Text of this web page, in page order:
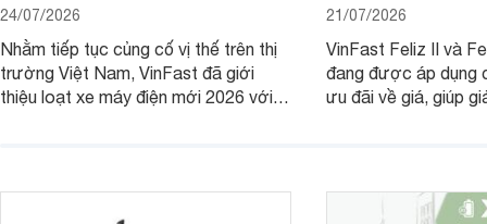
24/07/2026
Nhằm tiếp tục củng cố vị thế trên thị
trường Việt Nam, VinFast đã giới
thiệu loạt xe máy điện mới 2026 với
21/07/2026
VinFast Feliz II và
đang được áp dụng
ưu đãi về giá, giúp
này tiếp tục là
điện đáng chú ý